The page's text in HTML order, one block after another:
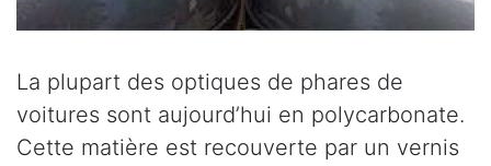
La plupart des optiques de phares de
voitures sont aujourd’hui en polycarbonate.
Cette matière est recouverte par un vernis